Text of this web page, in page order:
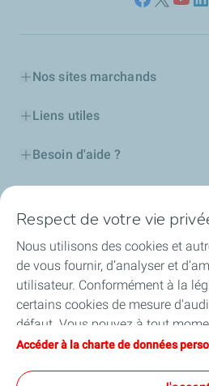
Nos sites marchands
Liens utiles
Besoin d'aide ?
Certificats d'économies
Nos partenaires
Collaborer avec TotalEnergies
Accessibilité
Respect de votre vie
Nous utilisons des cookies et
de vous fournir, d’analyser et
utilisateur. Conformément à la
certains cookies de mesure
défaut. Vous pouvez à tout
paramètres de cookies en
vous acceptez le dépôt de
Accéder à la charte de données